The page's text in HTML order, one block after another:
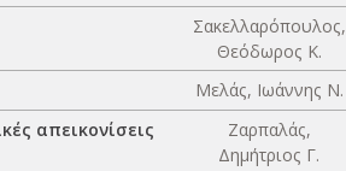
Σακελλαρόπουλος,
Θεόδωρος Κ.
Μελάς, Ιωάννης Ν.
απεικονίσεις
Ζαρπαλάς,
Δημήτριος Γ.